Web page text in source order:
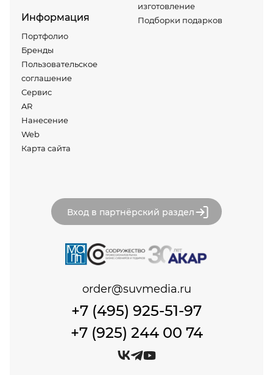
Информация
Портфолио
Бренды
Пользовательское
соглашение
Сервис
AR
Нанесение
Web
Карта сайта
изготовление
Подборки подарков
Вход в партнёрский раздел
+7 (495) 925-51-97
+7 (925) 244 00 74
order@suvmedia.ru